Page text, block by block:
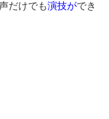
だけでも演技ができ